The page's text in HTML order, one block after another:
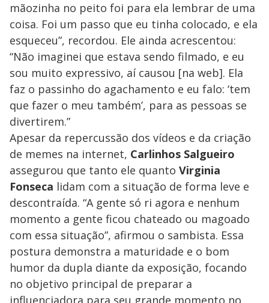
mãozinha no peito foi para ela lembrar de uma
coisa. Foi um passo que eu tinha colocado, e ela
esqueceu”, recordou. Ele ainda acrescentou:
“Não imaginei que estava sendo filmado, e eu
sou muito expressivo, aí causou [na web]. Ela
faz o passinho do agachamento e eu falo: ‘tem
que fazer o meu também’, para as pessoas se
divertirem.”
Apesar da repercussão dos vídeos e da criação
de memes na internet, Carlinhos Salgueiro
assegurou que tanto ele quanto Virginia
Fonseca lidam com a situação de forma leve e
descontraída. “A gente só ri agora e nenhum
momento a gente ficou chateado ou magoado
com essa situação”, afirmou o sambista. Essa
postura demonstra a maturidade e o bom
humor da dupla diante da exposição, focando
no objetivo principal de preparar a
influenciadora para seu grande momento no